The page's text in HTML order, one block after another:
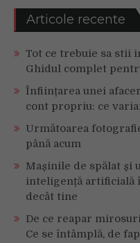
Articole recente
Tot ce trebuie sa stii
Ghidul complet
Înființarea unei
cont propriu: ce
Următoarea
până acum
Mașinile de spălat și
inteligență artificială
decât tine
De ce reapar
Ce se întâmplă, de